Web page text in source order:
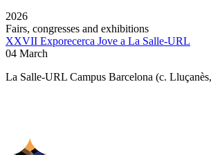
2026
Fairs, congresses and exhibitions
XXVII Exporecerca Jove a La Salle-URL
04 March
La Salle-URL Campus Barcelona (c.